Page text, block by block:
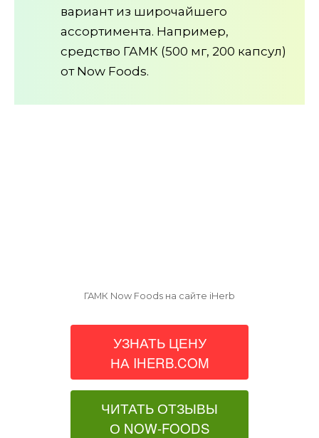
вариант из широчайшего
ассортимента. Например,
средство ГАМК (500 мг, 200 капсул)
от Now Foods.
ГАМК Now Foods на сайте iHerb
УЗНАТЬ ЦЕНУ
НА IHERB.COM
ЧИТАТЬ ОТЗЫВЫ
О NOW-FOODS